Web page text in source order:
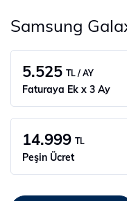
Samsung
5.525 TL / AY
Faturaya Ek x 3 Ay
14.999 TL
Peşin Ücret